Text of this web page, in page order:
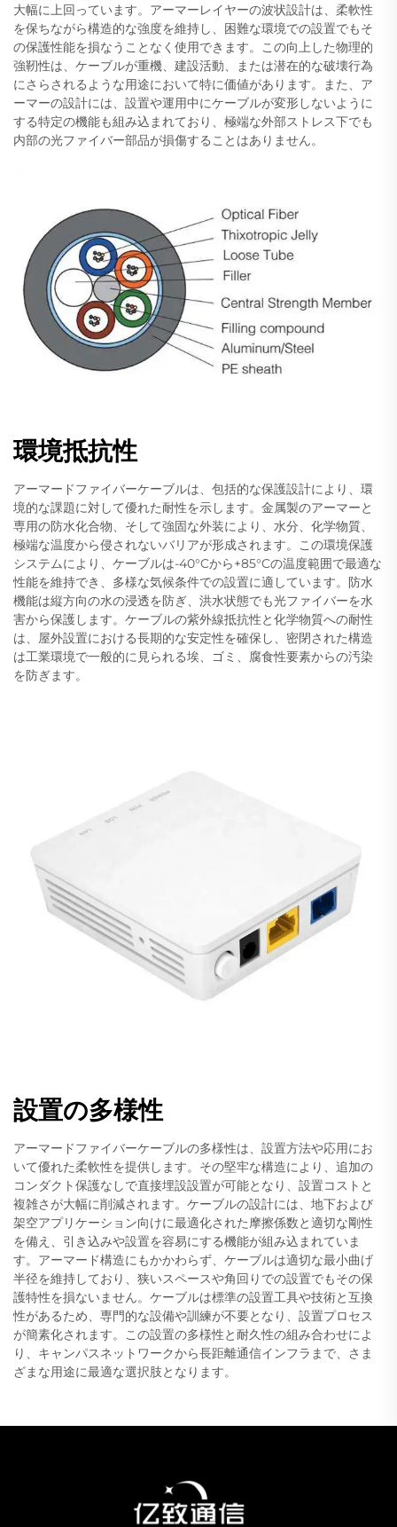
大幅に上回っています。アーマーレイヤーの波状設計は、柔軟性
を保ちながら構造的な強度を維持し、困難な環境での設置でもそ
の保護性能を損なうことなく使用できます。この向上した物理的
強靭性は、ケーブルが重機、建設活動、または潜在的な破壊行為
にさらされるような用途において特に価値があります。また、ア
ーマーの設計には、設置や運用中にケーブルが変形しないように
する特定の機能も組み込まれており、極端な外部ストレス下でも
内部の光ファイバー部品が損傷することはありません。
環境抵抗性
アーマードファイバーケーブルは、包括的な保護設計により、環
境的な課題に対して優れた耐性を示します。金属製のアーマーと
専用の防水化合物、そして強固な外装により、水分、化学物質、
極端な温度から侵されないバリアが形成されます。この環境保護
システムにより、ケーブルは-40°Cから+85°Cの温度範囲で最適な
性能を維持でき、多様な気候条件での設置に適しています。防水
機能は縦方向の水の浸透を防ぎ、洪水状態でも光ファイバーを水
害から保護します。ケーブルの紫外線抵抗性と化学物質への耐性
は、屋外設置における長期的な安定性を確保し、密閉された構造
は工業環境で一般的に見られる埃、ゴミ、腐食性要素からの汚染
を防ぎます。
設置の多様性
アーマードファイバーケーブルの多様性は、設置方法や応用にお
いて優れた柔軟性を提供します。その堅牢な構造により、追加の
コンダクト保護なしで直接埋設設置が可能となり、設置コストと
複雑さが大幅に削減されます。ケーブルの設計には、地下および
架空アプリケーション向けに最適化された摩擦係数と適切な剛性
を備え、引き込みや設置を容易にする機能が組み込まれていま
す。アーマード構造にもかかわらず、ケーブルは適切な最小曲げ
半径を維持しており、狭いスペースや角回りでの設置でもその保
護特性を損ないません。ケーブルは標準の設置工具や技術と互換
性があるため、専門的な設備や訓練が不要となり、設置プロセス
が簡素化されます。この設置の多様性と耐久性の組み合わせによ
り、キャンパスネットワークから長距離通信インフラまで、さま
ざまな用途に最適な選択肢となります。